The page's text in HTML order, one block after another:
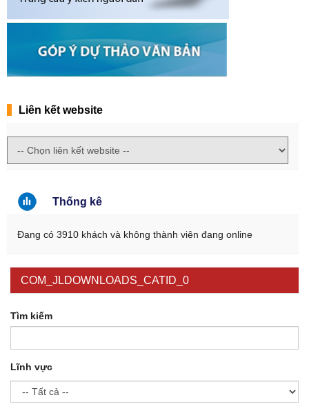
Liên kết website
Thống kê
Đang có 3910 khách và không thành viên đang online
COM_JLDOWNLOADS_CATID_0
Tìm kiếm
Lĩnh vực